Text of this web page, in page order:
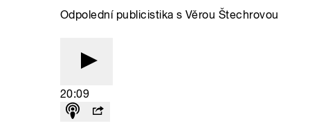
Odpolední publicistika s Věrou Štechrovou
20:09